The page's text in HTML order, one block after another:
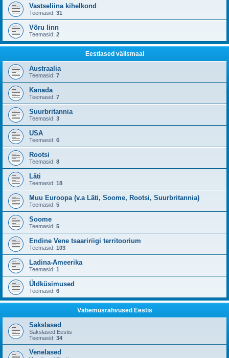
Vastseliina kihelkond
Teemasid: 31
Võru linn
Teemasid: 2
Eestlased välismaal
Austraalia
Teemasid: 7
Kanada
Teemasid: 7
Suurbritannia
Teemasid: 3
USA
Teemasid: 6
Rootsi
Teemasid: 8
Läti
Teemasid: 18
Muu Euroopa (v.a Läti, Soome, Rootsi, Suurbritannia)
Teemasid: 5
Soome
Teemasid: 5
Endine Vene tsaaririigi territoorium
Teemasid: 103
Ladina-Ameerika
Teemasid: 1
Üldküsimused
Teemasid: 6
Vähemusrahvused Eestis
Sakslased
Sakslased Eestis
Teemasid: 34
Venelased